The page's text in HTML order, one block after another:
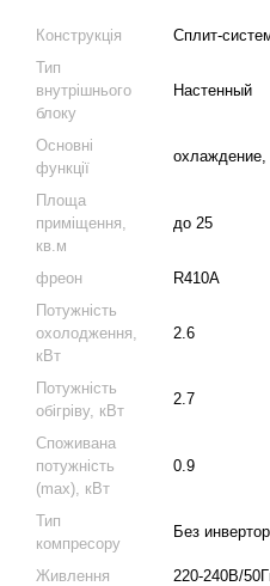
Конструкція
Cплит-
Тип
внутрішнього
блоку
Настенный
Основні
функції
охлаждение,
Площа
приміщення,
кв.м
до 25
фреон
R410A
Потужність
охолодження,
кВт
2.6
Потужність
обігріву, кВт
2.7
Споживана
потужність
(max), кВт
0.9
Тип
компресору
Без
Живлення
220-240В/